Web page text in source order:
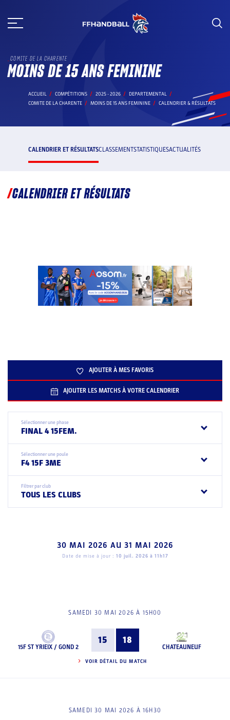
au
COMITE DE LA CHARENTE
MOINS DE 15 ANS FEMININE
ACCUEIL COMPÉTITIONS 2025 - 2026
DEPARTEMENTAL
COMITE DE LA CHARENTE
MOINS DE 15 ANS FEMININE CALENDRIER & RÉSULTATS
CALENDRIER ET RÉSULTATSCLASSEMENTSTATISTIQUESACTUALITÉS
CALENDRIER ET RÉSULTATS
AJOUTER À MES FAVORIS
AJOUTER LES MATCHS À VOTRE CALENDRIER
Sélectionner une phase
FINAL 4 15FEM.
Sélectionner une poule
F4 15F 3ME
Filtrer par club
TOUS LES CLUBS
30 MAI 2026 AU 31 MAI 2026
Date de mise à jour : 10 juil. 2026 à 11h17
SAMEDI 30 MAI 2026 À 15H00
15F ST YRIEIX / GOND 2
15 18
CHATEAUNEUF
VOIR DÉTAIL DU MATCH
SAMEDI 30 MAI 2026 À 16H30